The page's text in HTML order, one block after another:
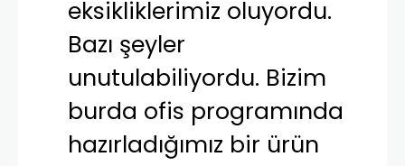
eksikliklerimiz oluyordu.
Bazı şeyler
unutulabiliyordu. Bizim
burda ofis programında
hazırladığımız bir ürün